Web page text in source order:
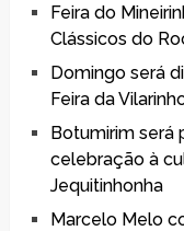
Feira do
Clássicos do
Domingo será
Feira da
Botumirim será
celebração à
Jequitinhonha
Marcelo Melo